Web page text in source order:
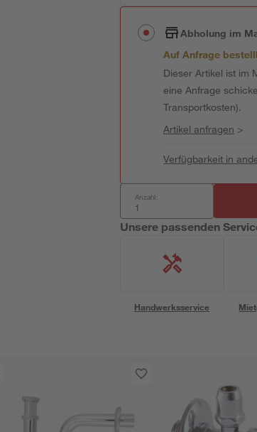
Abholung im
Auf Anfrage
Dieser Artikel ist im
eine Anfrage
Transportkosten).
Artikel anfragen >
Verfügbarkeit in
Anzahl:
Unsere passenden
Handwerksservice